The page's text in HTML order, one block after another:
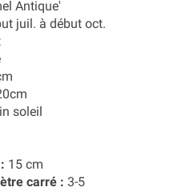
Antique'
juil. à début oct.
soleil
15 cm
carré : 3-5